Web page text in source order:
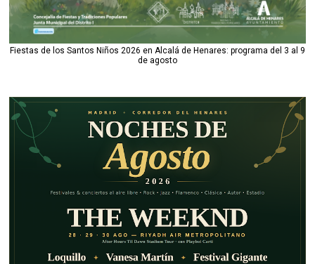
Fiestas de los Santos Niños 2026 en Alcalá de Henares: programa del 3 al 9
de agosto